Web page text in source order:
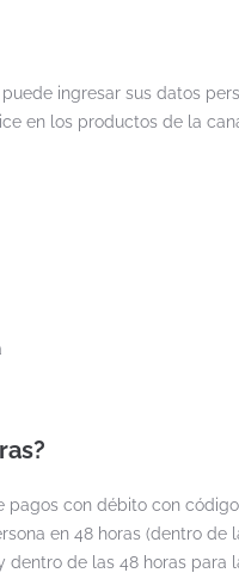
ingresar sus datos
en los productos de la
con débito con
en 48 horas (dentro de
dentro de las 48 horas para